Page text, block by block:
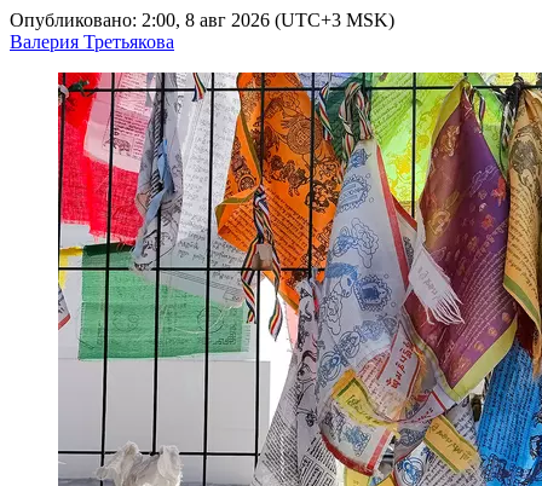
Опубликовано: 2:00, 8 авг 2026 (UTC+3 MSK)
Валерия Третьякова